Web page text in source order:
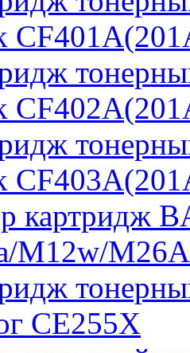
картридж
M12w/
CE255X